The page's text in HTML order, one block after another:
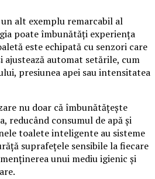
alt exemplu remarcabil al
poate îmbunătăți experiența
este echipată cu senzori care
automat setările, cum
presiunea apei sau intensitatea
nu doar că îmbunătățește
reducând consumul de apă și
toalete inteligente au sisteme
suprafețele sensibile la fiecare
unui mediu igienic și